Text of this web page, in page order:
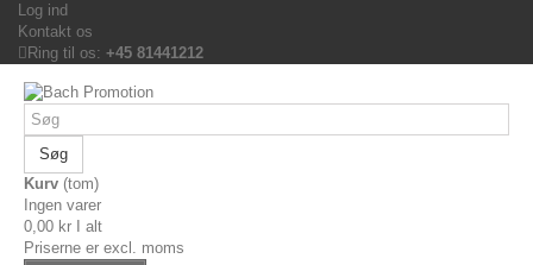
Log ind
Kontakt os
Ring til os: +45 81441212
Søg
Kurv (tom)
Ingen varer
0,00 kr
I alt
Priserne er excl. moms